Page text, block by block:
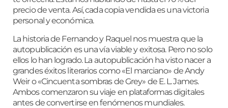
precio de venta. Así, cada copia vendida es una victoria
personal y económica.
La historia de Fernando y Raquel nos muestra que la
autopublicación es una vía viable y exitosa. Pero no solo
ellos lo han logrado. La autopublicación ha visto nacer a
grandes éxitos literarios como «El marciano» de Andy
Weir o «Cincuenta sombras de Grey» de E. L. James.
Ambos comenzaron su viaje en plataformas digitales
antes de convertirse en fenómenos mundiales.